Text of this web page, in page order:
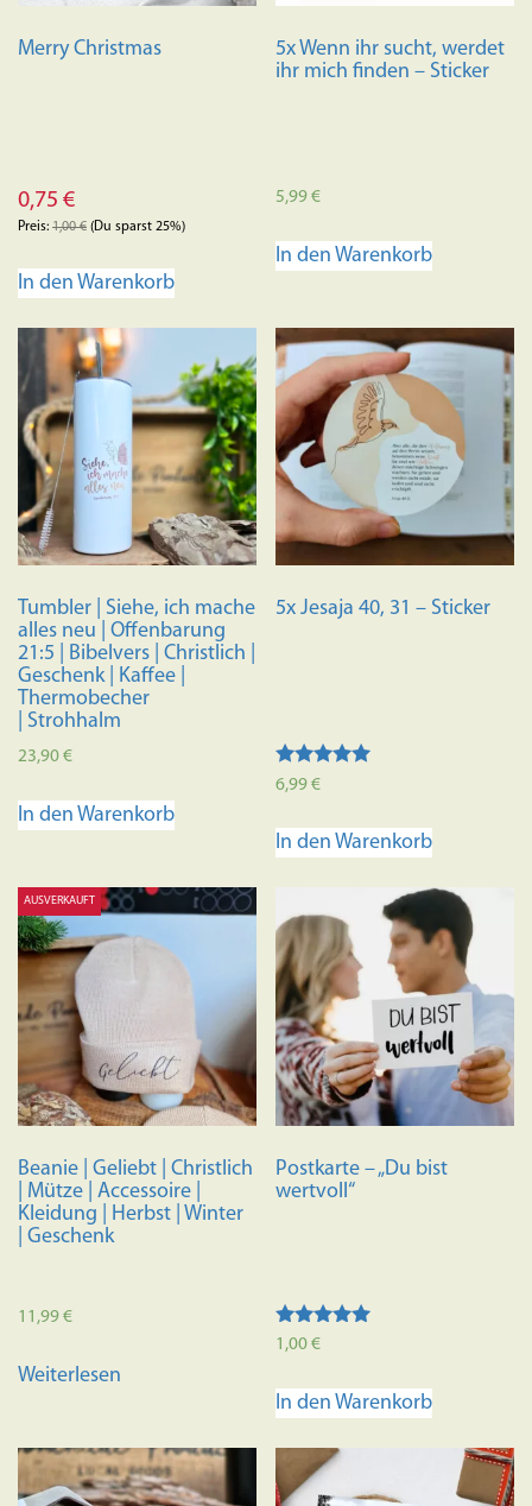
Merry Christmas
0,75 €
Preis: 1,00€ (Du sparst 25%)
In den Warenkorb
5x Wenn ihr sucht, werdet
ihr mich finden – Sticker
5,99€
In den Warenkorb
Tumbler | Siehe, ich mache
alles neu | Offenbarung
21:5 | Bibelvers | Christlich |
Geschenk | Kaffee |
Thermobecher
| Strohhalm
23,90€
In den Warenkorb
5x Jesaja 40, 31 – Sticker
Bewertet mit
5.00
6,99€
In den Warenkorb
AUSVERKAUFT
Beanie | Geliebt | Christlich
| Mütze | Accessoire |
Kleidung | Herbst | Winter
| Geschenk
11,99€
Weiterlesen
Postkarte – „Du bist
wertvoll“
Bewertet mit
1,00€
In den Warenkorb